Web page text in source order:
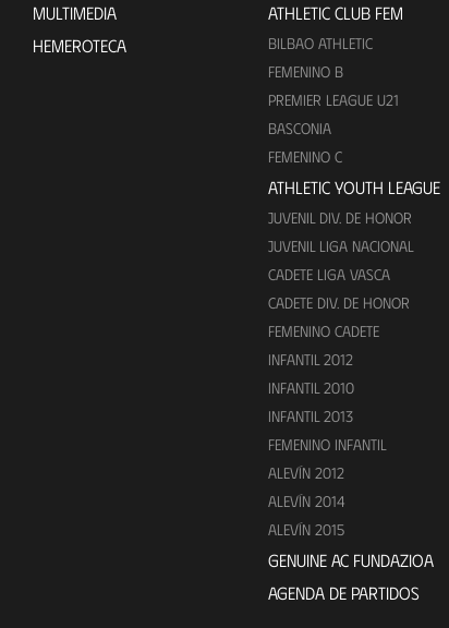
MULTIMEDIA
HEMEROTECA
ATHLETIC CLUB FEM
BILBAO ATHLETIC
FEMENINO B
PREMIER LEAGUE U21
BASCONIA
FEMENINO C
ATHLETIC YOUTH LEAGUE
JUVENIL DIV. DE HONOR
JUVENIL LIGA NACIONAL
CADETE LIGA VASCA
CADETE DIV. DE HONOR
FEMENINO CADETE
INFANTIL 2012
INFANTIL 2010
INFANTIL 2013
FEMENINO INFANTIL
ALEVÍN 2012
ALEVÍN 2014
ALEVÍN 2015
GENUINE AC FUNDAZIOA
AGENDA DE PARTIDOS